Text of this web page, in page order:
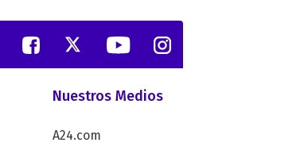
Nuestros Medios
A24.com